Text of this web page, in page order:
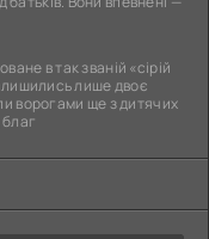
в так званій «сірій
лише двоє
ворогами ще з дитячих
благ